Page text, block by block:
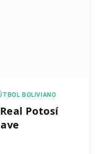
BOLIVIANO
Potosí